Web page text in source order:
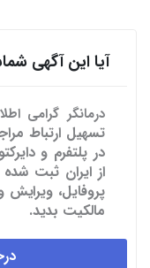
آیا این آگهی
درمانگر گرامی
در پلتفرم و
از ایران ثبت
پروفایل،
مالکیت بدید.